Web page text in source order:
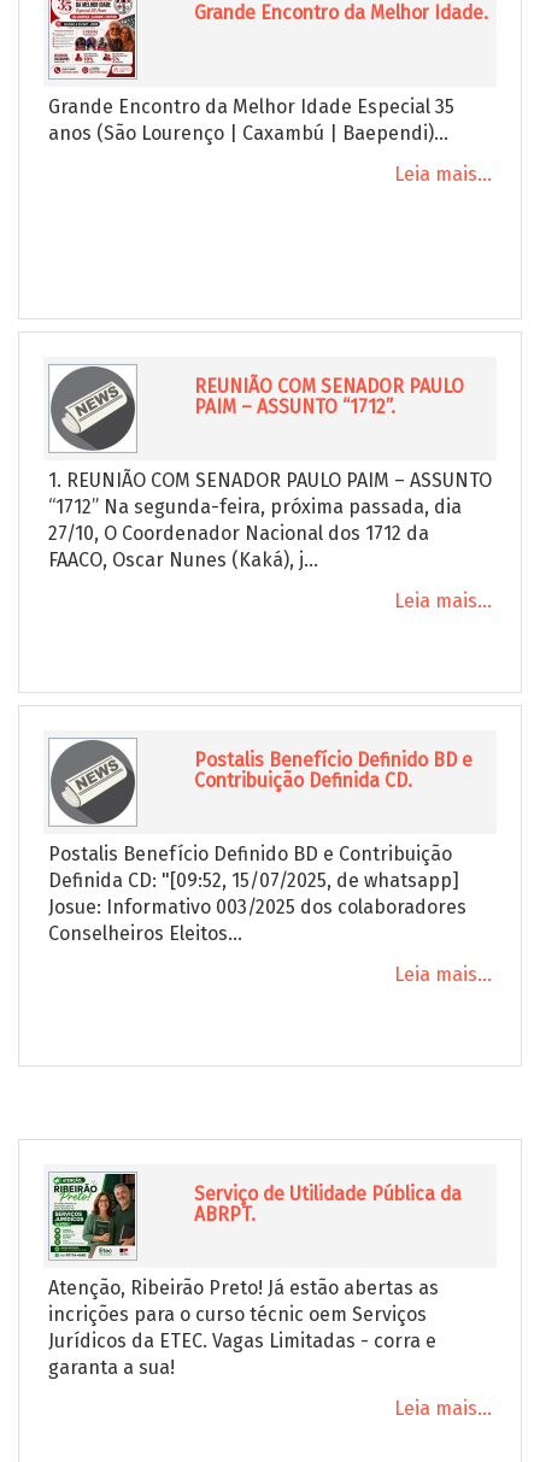
Grande Encontro da Melhor Idade.
Grande Encontro da Melhor Idade Especial 35
anos (São Lourenço | Caxambú | Baependi)...
Leia mais...
REUNIÃO COM SENADOR PAULO
PAIM – ASSUNTO “1712”.
1. REUNIÃO COM SENADOR PAULO PAIM – ASSUNTO
“1712” Na segunda-feira, próxima passada, dia
27/10, O Coordenador Nacional dos 1712 da
FAACO, Oscar Nunes (Kaká), j...
Leia mais...
Postalis Benefício Definido BD e
Contribuição Definida CD.
Postalis Benefício Definido BD e Contribuição
Definida CD: "[09:52, 15/07/2025, de whatsapp]
Josue: Informativo 003/2025 dos colaboradores
Conselheiros Eleitos...
Leia mais...
Serviço de Utilidade Pública da
ABRPT.
Atenção, Ribeirão Preto! Já estão abertas as
incrições para o curso técnic oem Serviços
Jurídicos da ETEC. Vagas Limitadas - corra e
garanta a sua!
Leia mais...